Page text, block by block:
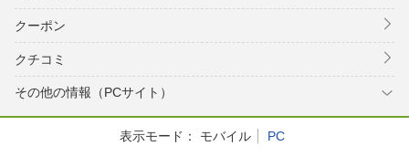
クーポン
クチコミ
その他の情報（PCサイト）
表示モード： モバイル
PC